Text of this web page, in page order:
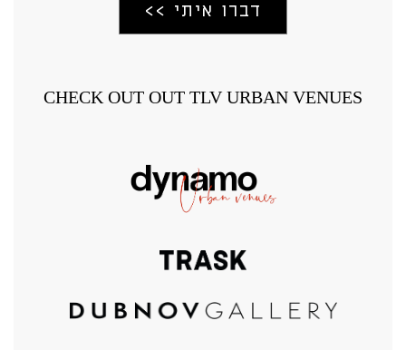
CHECK OUT OUT TLV URBAN VENUES